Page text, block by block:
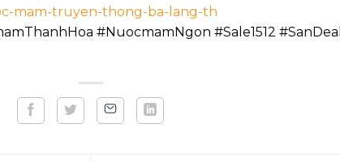
mam-truyen-thong-ba-lang-th
#NuocmamNgon #Sale1512